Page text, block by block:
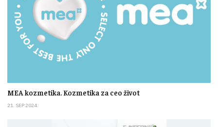
MEA kozmetika. Kozmetika za ceo život
21. SEP 2024.